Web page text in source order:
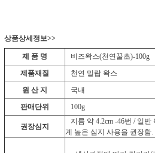
상품상세정보>>
제 품 명
비즈왁스(천연꿀초)-100g
제품재질
천연 밀랍 왁스
원 산 지
국내
판매단위
100g
권장심지
지름 약 4.2cm -46번 / 일
계 높은 심지 사용을 권장함.